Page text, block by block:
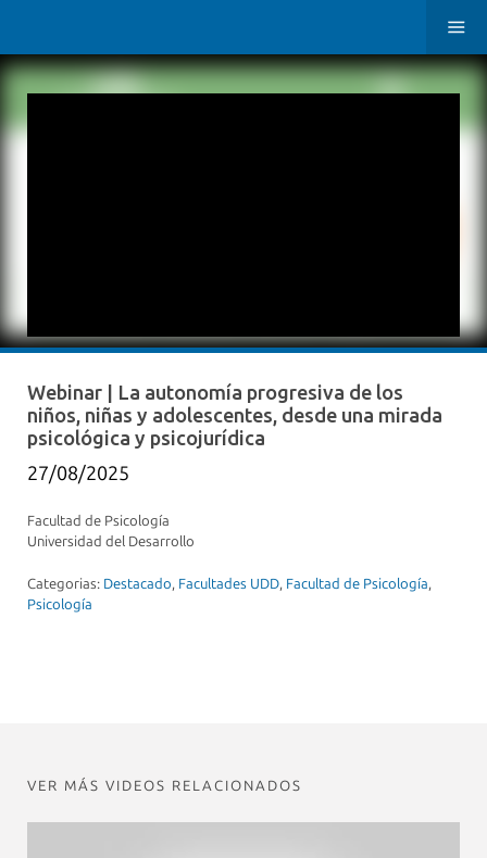
Webinar | La autonomía progresiva de los
niños, niñas y adolescentes, desde una mirada
psicológica y psicojurídica
27/08/2025
Facultad de Psicología
Universidad del Desarrollo
Categorias: Destacado, Facultades UDD, Facultad de Psicología,
Psicología
VER MÁS VIDEOS RELACIONADOS